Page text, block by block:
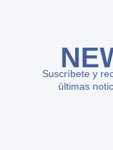
Suscríbete y
últimas